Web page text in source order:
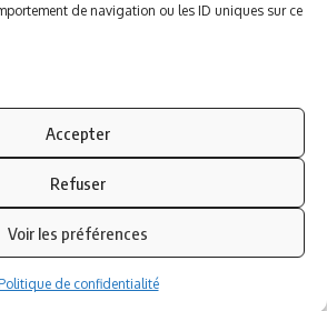
de navigation ou les ID uniques sur ce
Accepter
Refuser
Voir les préférences
Politique de confidentialité